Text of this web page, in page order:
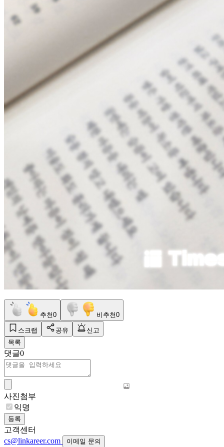
추천0 비추천0
스크랩 공유
신고
목록
댓글0
사진첨부
익명
등록
고객센터
cs@linkareer.com
이메일 문의